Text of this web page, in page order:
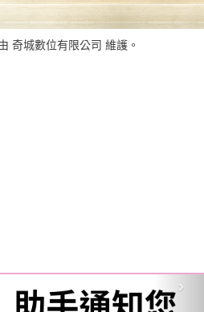
›
奇城數位有限公司 維護。